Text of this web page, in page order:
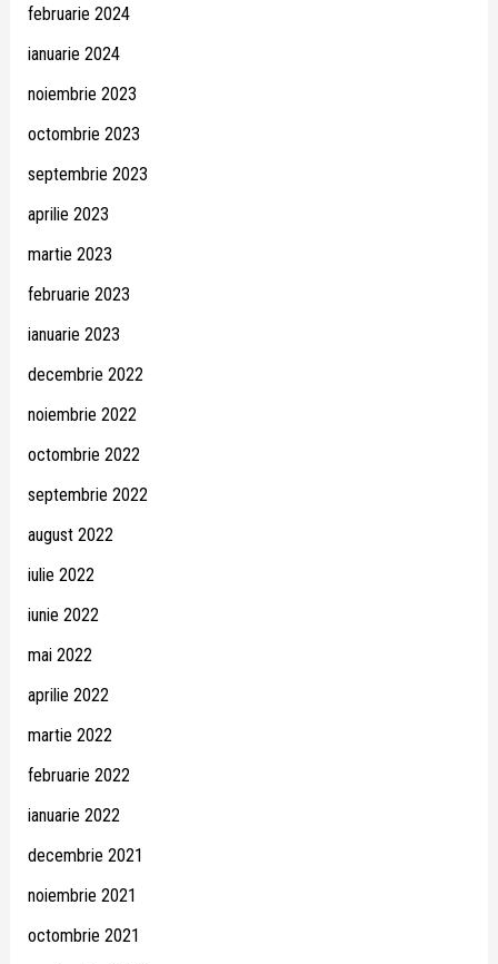
februarie 2024
ianuarie 2024
noiembrie 2023
octombrie 2023
septembrie 2023
aprilie 2023
martie 2023
februarie 2023
ianuarie 2023
decembrie 2022
noiembrie 2022
octombrie 2022
septembrie 2022
august 2022
iulie 2022
iunie 2022
mai 2022
aprilie 2022
martie 2022
februarie 2022
ianuarie 2022
decembrie 2021
noiembrie 2021
octombrie 2021